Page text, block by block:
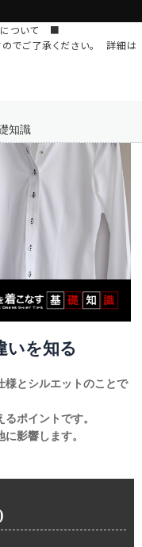
について ■
でご了承ください。 詳細は
知識
いを知る
様とシルエットのことで
ポイントです。
影響します。